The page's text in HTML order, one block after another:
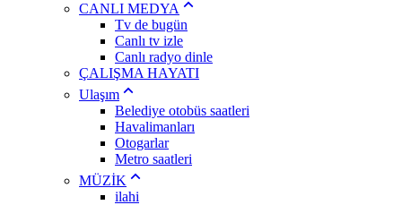
CANLI MEDYA
Tv de bugün
Canlı tv izle
Canlı radyo dinle
ÇALIŞMA HAYATI
Ulaşım
Belediye otobüs saatleri
Havalimanları
Otogarlar
Metro saatleri
MÜZİK
ilahi